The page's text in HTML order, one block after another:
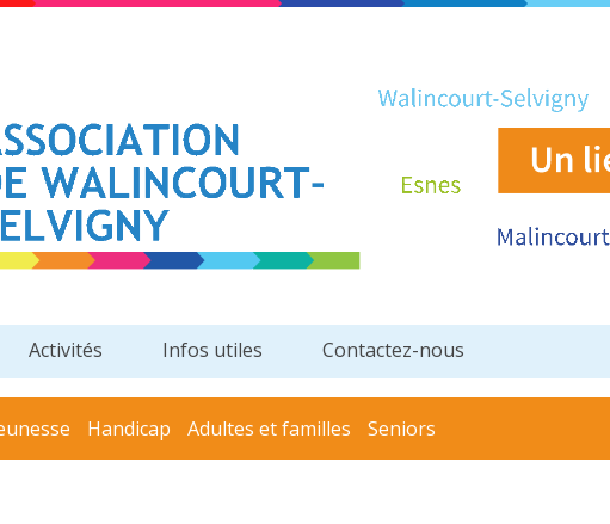
Activités Infos utiles Contactez-nous
Handicap Adultes et familles Seniors